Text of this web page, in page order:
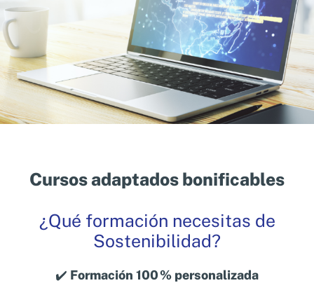
Cursos adaptados bonificables
¿Qué formación necesitas de
Sostenibilidad?
✔️ Formación 100 % personalizada